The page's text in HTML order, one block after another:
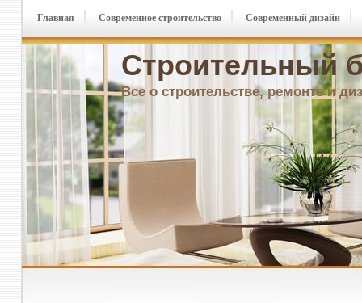
Строительный
Все о строительстве, ремонте и
Главная Современное строительство Современный дизайн